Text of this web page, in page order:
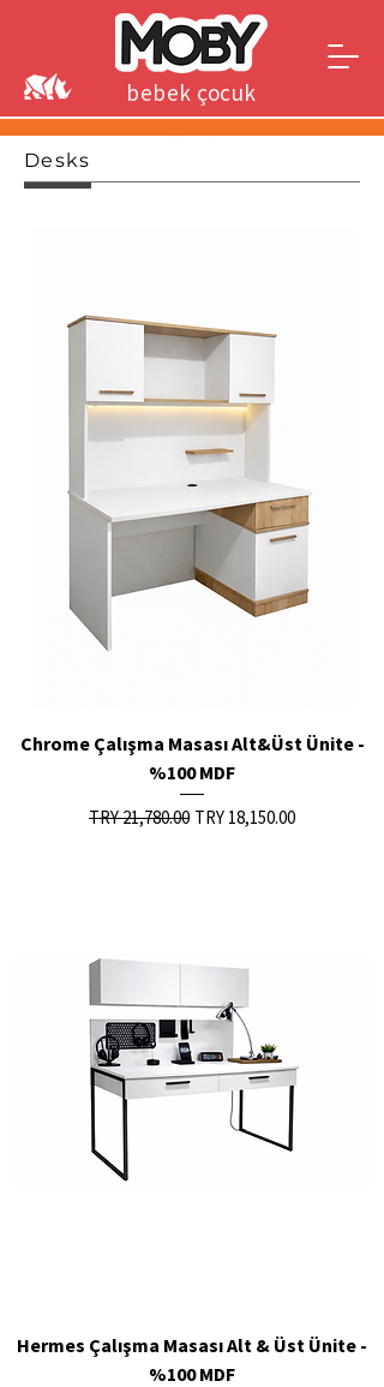
bebek çocuk
genç
Desks
Chrome Çalışma Masası Alt&Üst Ünite -
%100 MDF
Regular Price
TRY 21,780.00 Sale Price
TRY 18,150.00
Hermes Çalışma Masası Alt & Üst Ünite -
%100 MDF